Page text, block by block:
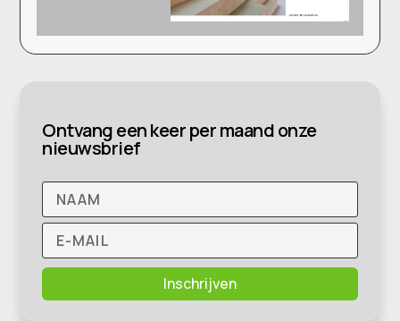
Ontvang een keer per maand onze
nieuwsbrief
Inschrijven